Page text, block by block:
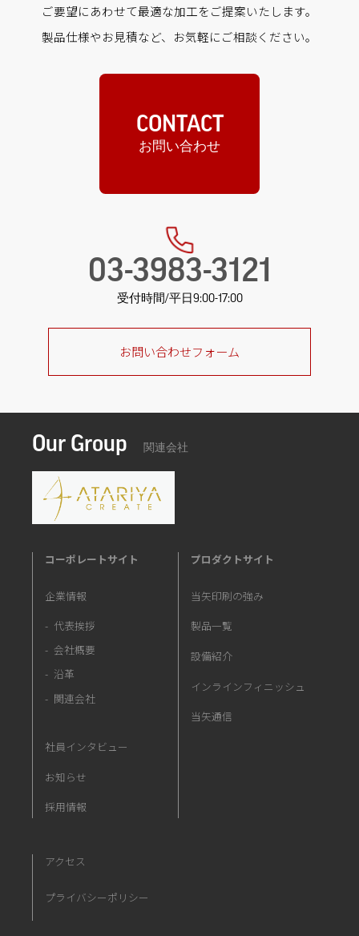
ご要望にあわせて最適な加工をご提案いたします。
製品仕様やお見積など、お気軽にご相談ください。
CONTACT
お問い合わせ
03-3983-3121
受付時間/平日9:00-17:00
お問い合わせフォーム
Our Group 関連会社
コーポレートサイト
企業情報
代表挨拶
会社概要
沿革
関連会社
社員インタビュー
お知らせ
採用情報
プロダクトサイト
当矢印刷の強み
製品一覧
設備紹介
インラインフィニッシュ
当矢通信
アクセス
プライバシーポリシー